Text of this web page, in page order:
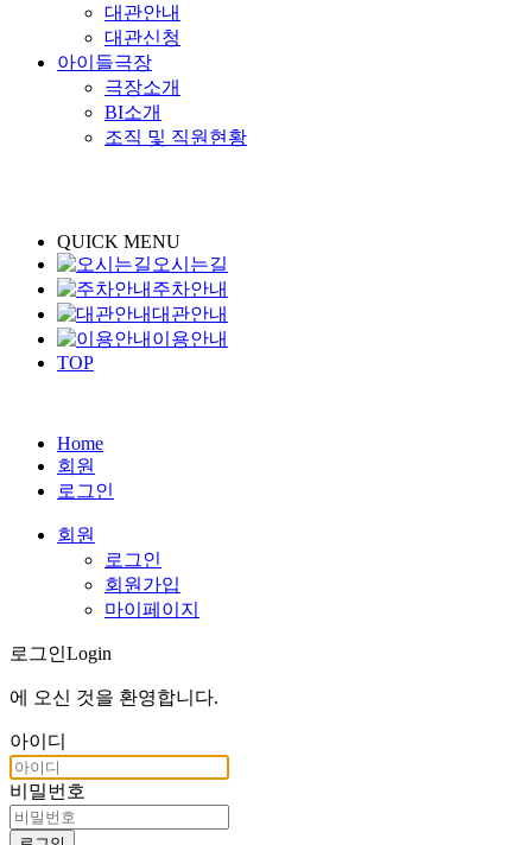
대관안내
대관신청
아이들극장
극장소개
BI소개
조직 및 직원현황
QUICK MENU
오시는길
주차안내
대관안내
이용안내
TOP
Home
회원
로그인
회원
로그인
회원가입
마이페이지
로그인Login
에 오신 것을 환영합니다.
아이디
비밀번호